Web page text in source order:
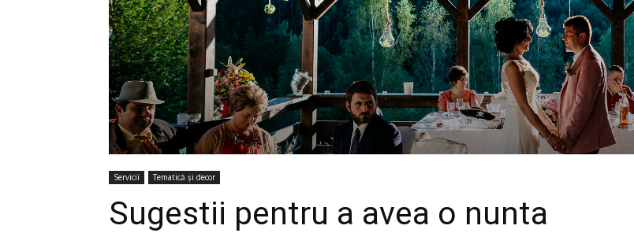
Servicii Tematică și decor
Sugestii pentru a avea o nunta